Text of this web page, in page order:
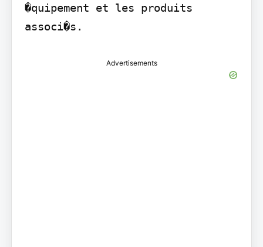
�quipement et les produits
associ�s.
Advertisements